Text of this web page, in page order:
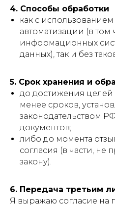
4. Способы обработки
как с использованием
автоматизации (в том
информационных
данных), так и без
5. Срок хранения и
до достижения целей
менее сроков,
законодательством
документов;
либо до момента
согласия (в части, не
закону).
6. Передача третьим
Я выражаю согласие на